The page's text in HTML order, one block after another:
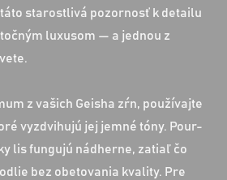
starostlivá pozornosť k detailu
luxusom — a jednou z
z vašich Geisha zŕn, používajte
vyzdvihujú jej jemné tóny. Pour-
lis fungujú nádherne, zatiaľ čo
bez obetovania kvality. Pre